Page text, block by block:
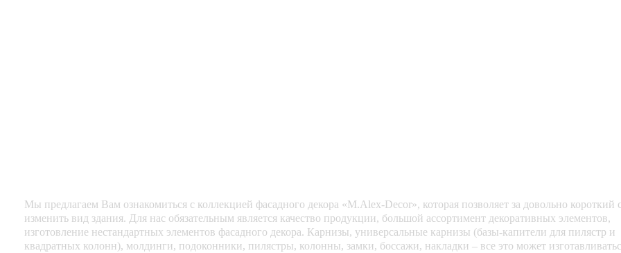
Мы предлагаем Вам ознакомиться с коллекцией фасадного декора «M.Alex-Decor», которая позволяет за довольно короткий
изменить вид здания. Для нас обязательным является качество продукции, большой ассортимент декоративных элементов,
изготовление нестандартных элементов фасадного декора. Карнизы, универсальные карнизы (базы-капители для пилястр и
квадратных колонн), молдинги, подоконники, пилястры, колонны, замки, боссажи, накладки – все это может